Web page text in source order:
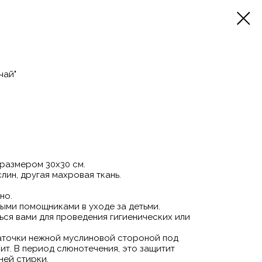
30х30 см.
другая махровая ткань.
помощниками в уходе за детьми.
вами для проведения гигиенических или
нежной муслиновой стороной под
В период слюнотечения, это защитит
стирки.